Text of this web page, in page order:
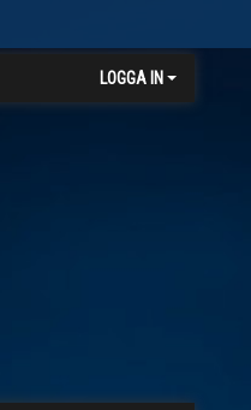
LOGGA IN